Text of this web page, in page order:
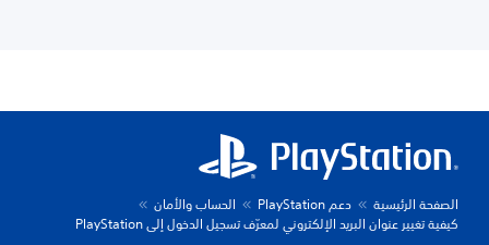
الصفحة الرئيسية دعم PlayStation
الحساب والأمان
كيفية تغيير عنوان البريد الإلكتروني لمعرّف تسجيل الدخول إلى PlayStation